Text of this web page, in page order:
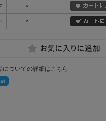
○
○
についての詳細はこちら